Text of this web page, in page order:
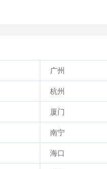
广州
杭州
厦门
南宁
海口